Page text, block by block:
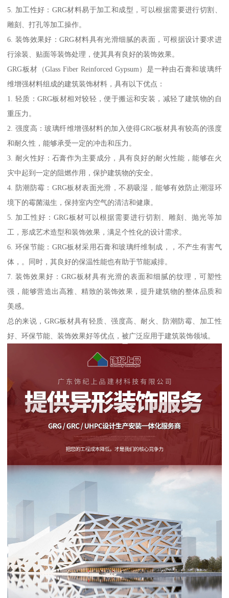
5. 加工性好：GRG材料易于加工和成型，可以根据需要进行切割、
雕刻、打孔等加工操作。
6. 装饰效果好：GRG材料具有光滑细腻的表面，可根据设计要求进
行涂装、贴面等装饰处理，使其具有良好的装饰效果。
GRG板材（Glass Fiber Reinforced Gypsum）是一种由石膏和玻璃纤
维增强材料组成的建筑装饰材料，具有以下优点：
1. 轻质：GRG板材相对较轻，便于搬运和安装，减轻了建筑物的自
重压力。
2. 强度高：玻璃纤维增强材料的加入使得GRG板材具有较高的强度
和耐久性，能够承受一定的冲击和压力。
3. 耐火性好：石膏作为主要成分，具有良好的耐火性能，能够在火
灾中起到一定的阻燃作用，保护建筑物的安全。
4. 防潮防霉：GRG板材表面光滑，不易吸湿，能够有效防止潮湿环
境下的霉菌滋生，保持室内空气的清洁和健康。
5. 加工性好：GRG板材可以根据需要进行切割、雕刻、抛光等加
工，形成艺术造型和装饰效果，满足个性化的设计需求。
6. 环保节能：GRG板材采用石膏和玻璃纤维制成，，不产生有害气
体，。同时，其良好的保温性能也有助于节能减排。
7. 装饰效果好：GRG板材具有光滑的表面和细腻的纹理，可塑性
强，能够营造出高雅、精致的装饰效果，提升建筑物的整体品质和
美感。
总的来说，GRG板材具有轻质、强度高、耐火、防潮防霉、加工性
好、环保节能、装饰效果好等优点，被广泛应用于建筑装饰领域。